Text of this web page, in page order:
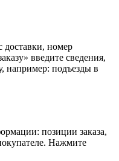
номер
введите сведения,
например: подъезды в
позиции заказа,
Нажмите